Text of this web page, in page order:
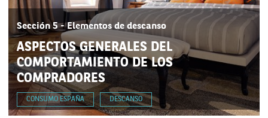
Sección 5 - Elementos de descanso
ASPECTOS GENERALES DEL
COMPORTAMIENTO DE LOS
COMPRADORES
CONSUMO ESPAÑA DESCANSO